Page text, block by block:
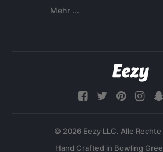
Mehr ...
© 2026 Eezy LLC. Alle